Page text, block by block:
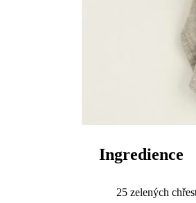
Ingredience
25 zelených